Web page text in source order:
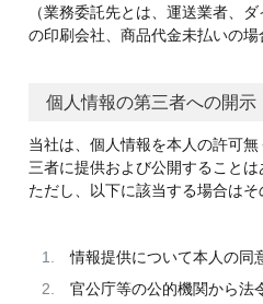
（業務委託先とは、運送業者、
の印刷会社、商品代金未払いの場
個人情報の第三者への開示
当社は、個人情報を本人の許可
三者に提供および公開することは
ただし、以下に該当する場合はそ
情報提供について本人の同
官公庁等の公的機関から法